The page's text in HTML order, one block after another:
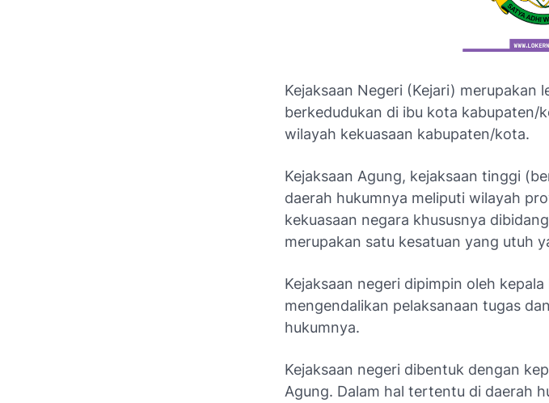
Kejaksaan Negeri (Kejari) merupakan
berkedudukan di ibu kota kabupaten/
wilayah kekuasaan kabupaten/kota.
Kejaksaan Agung, kejaksaan tinggi
daerah hukumnya meliputi wilayah
kekuasaan negara khususnya
merupakan satu kesatuan yang utuh
Kejaksaan negeri dipimpin oleh
mengendalikan pelaksanaan tugas
hukumnya.
Kejaksaan negeri dibentuk dengan
Agung. Dalam hal tertentu di daerah